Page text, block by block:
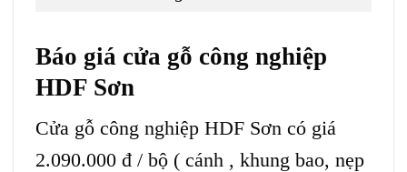
Báo giá cửa gỗ công nghiệp
HDF Sơn
Cửa gỗ công nghiệp HDF Sơn có giá
2.090.000 đ / bộ ( cánh , khung bao, nẹp